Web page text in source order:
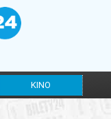
KINO